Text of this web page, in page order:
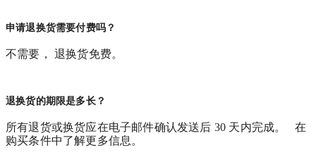
申请退换货需要付费吗？
不需要， 退换货免费。
退换货的期限是多长？
所有退货或换货应在电子邮件确认发送后 30 天内完成。 在
购买条件中了解更多信息。